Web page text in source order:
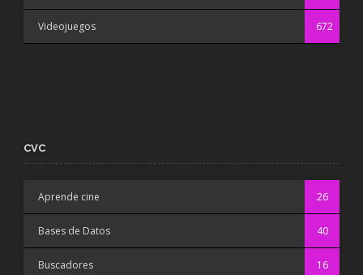
Videojuegos 672
CVC
Aprende cine 26
Bases de Datos 40
Buscadores 16